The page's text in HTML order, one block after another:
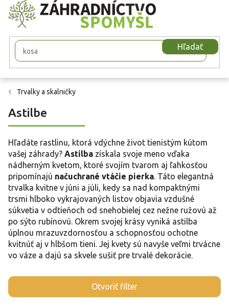
Prejsť
na
obsah
Hľadať
Trvalky a skalničky
Astilbe
Hľadáte rastlinu, ktorá vdýchne život tienistým kútom
vašej záhrady? Astilba získala svoje meno vďaka
nádherným kvetom, ktoré svojím tvarom aj ľahkosťou
pripomínajú načuchrané vtáčie pierka . Táto elegantná
trvalka kvitne v júni a júli, kedy sa nad kompaktnými
trsmi hlboko vykrajovaných listov objavia vzdušné
súkvetia v odtieňoch od snehobielej cez nežne ružovú až
po sýto rubínovú. Okrem svojej krásy vyniká astilba
úplnou mrazuvzdornosťou a schopnosťou ochotne
kvitnúť aj v hlbšom tieni. Jej kvety sú navyše veľmi trvácne
vo váze a dajú sa skvele sušiť pre trvalé dekorácie.
Otvoriť filter
V
ý